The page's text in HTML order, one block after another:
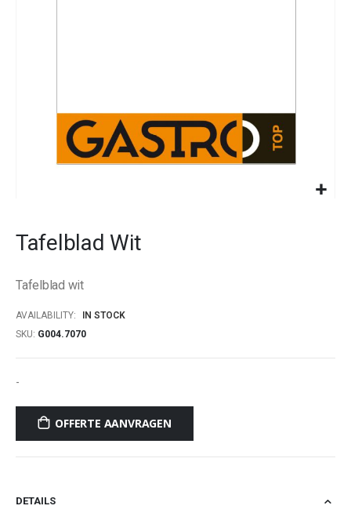
the
the
gallery
Tafelblad Wit
Tafelblad wit
AVAILABILITY:
IN STOCK
SKU G004.7070
-
OFFERTE AANVRAGEN
DETAILS